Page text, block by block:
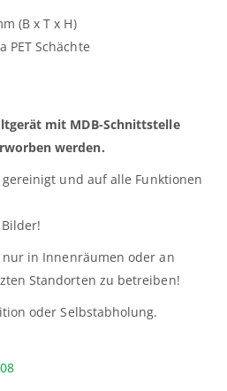
(B x T x H)
PET Schächte
mit MDB-Schnittstelle
werden.
und auf alle Funktionen
in Innenräumen oder an
Standorten zu betreiben!
oder Selbstabholung.